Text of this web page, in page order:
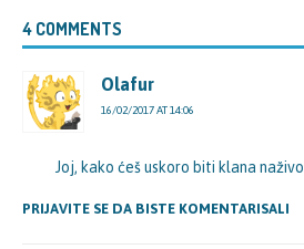
4 COMMENTS
Olafur
16/02/2017 AT 14:06
Joj, kako ćeš uskoro biti klana naživo.
PRIJAVITE SE DA BISTE KOMENTARISALI